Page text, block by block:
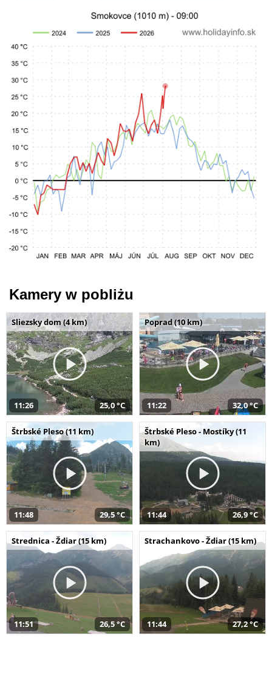
Kamery w pobliżu
Sliezsky dom (4 km)
11:26 25,0 °C
Poprad (10 km)
11:22 32,0 °C
Štrbské Pleso (11 km)
11:48 29,5 °C
Štrbské Pleso - Mostíky (11
km)
11:44 26,9 °C
Strednica - Ždiar (15 km)
11:51 26,5 °C
Strachankovo - Ždiar (15 km)
11:44 27,2 °C